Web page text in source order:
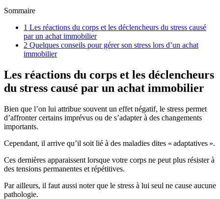
Sommaire
1 Les réactions du corps et les déclencheurs du stress causé
par un achat immobilier
2 Quelques conseils pour gérer son stress lors d’un achat
immobilier
Les réactions du corps et les déclencheurs
du stress causé par un achat immobilier
Bien que l’on lui attribue souvent un effet négatif, le stress permet
d’affronter certains imprévus ou de s’adapter à des changements
importants.
Cependant, il arrive qu’il soit lié à des maladies dites « adaptatives ».
Ces dernières apparaissent lorsque votre corps ne peut plus résister à
des tensions permanentes et répétitives.
Par ailleurs, il faut aussi noter que le stress à lui seul ne cause aucune
pathologie.